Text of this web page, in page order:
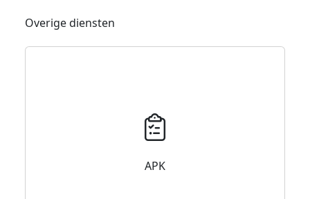
Overige diensten
APK